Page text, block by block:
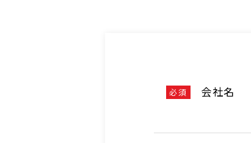
必須 会社名